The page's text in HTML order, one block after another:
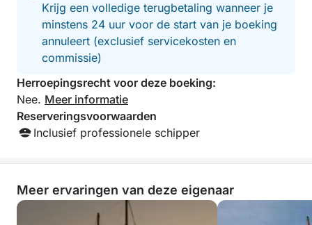
Krijg een volledige terugbetaling wanneer je
minstens 24 uur voor de start van je boeking
annuleert (exclusief servicekosten en
commissie)
Herroepingsrecht voor deze boeking:
Nee. Meer informatie
Reserveringsvoorwaarden
Inclusief professionele schipper
Meer ervaringen van deze eigenaar